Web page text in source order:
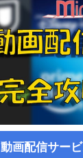
動画配信サー